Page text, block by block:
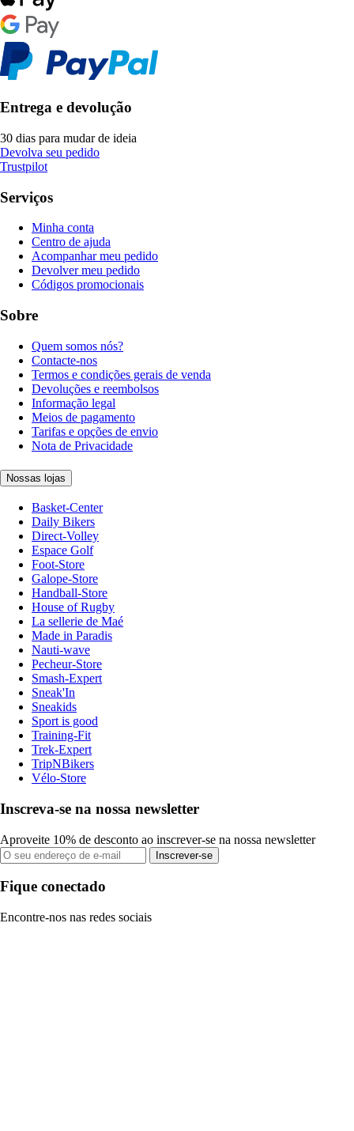
Entrega e devolução
30 dias para mudar de ideia
Devolva seu pedido
Trustpilot
Serviços
Minha conta
Centro de ajuda
Acompanhar meu pedido
Devolver meu pedido
Códigos promocionais
Sobre
Quem somos nós?
Contacte-nos
Termos e condições gerais de venda
Devoluções e reembolsos
Informação legal
Meios de pagamento
Tarifas e opções de envio
Nota de Privacidade
Nossas lojas
Basket-Center
Daily Bikers
Direct-Volley
Espace Golf
Foot-Store
Galope-Store
Handball-Store
House of Rugby
La sellerie de Maé
Made in Paradis
Nauti-wave
Pecheur-Store
Smash-Expert
Sneak'In
Sneakids
Sport is good
Training-Fit
Trek-Expert
TripNBikers
Vélo-Store
Inscreva-se na nossa newsletter
Aproveite 10% de desconto ao inscrever-se na nossa newsletter
Inscrever-se
Fique conectado
Encontre-nos nas redes sociais